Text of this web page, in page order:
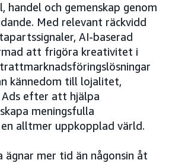
handel och gemenskap genom
Med relevant räckvidd
AI-baserad
att frigöra kreativitet i
kännedom till lojalitet,
efter att hjälpa
meningsfulla
alltmer uppkopplad värld.
ägnar mer tid än någonsin åt